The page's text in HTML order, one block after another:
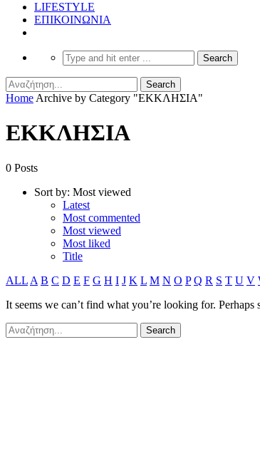
LIFESTYLE
ΕΠΙΚΟΙΝΩΝΙΑ
Home Archive by Category "ΕΚΚΛΗΣΙΑ"
ΕΚΚΛΗΣΙΑ
0 Posts
Sort by: Most viewed
Latest
Most commented
Most viewed
Most liked
Title
ALL A B C D E F G H I J K L M N O P Q R S T U V
It seems we can’t find what you’re looking for. Perhaps